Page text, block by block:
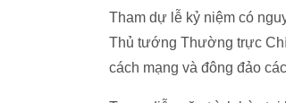
Tham dự lễ kỷ niệm có
Thủ tướng Thường trực
cách mạng và đông đảo